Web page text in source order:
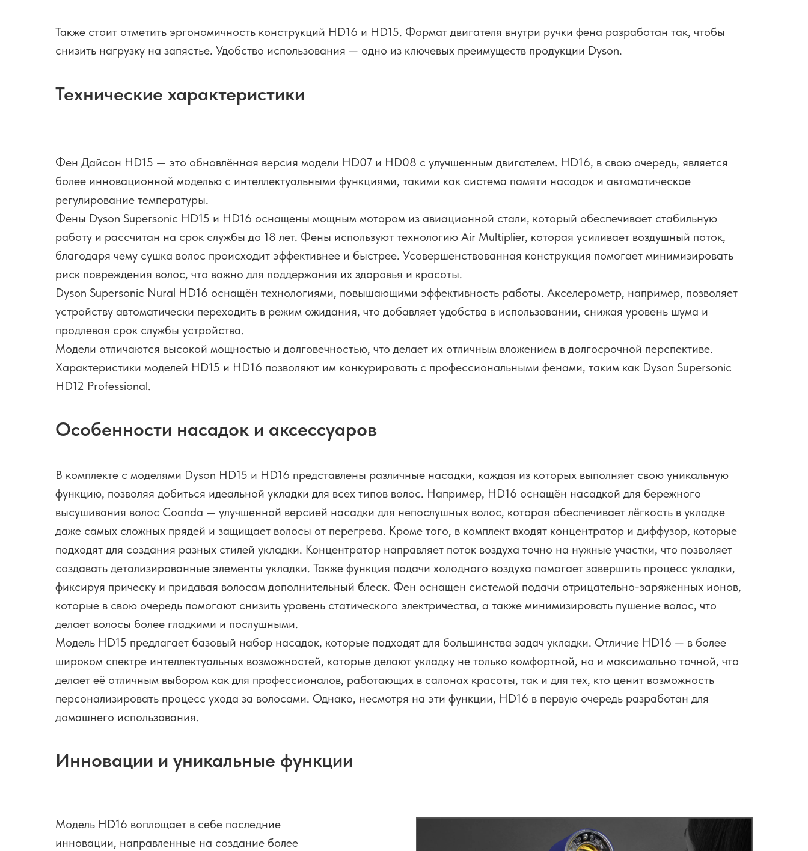
Также стоит отметить эргономичность конструкций HD16 и HD15. Формат двигателя внутри ручки фена разработан так, чтобы
снизить нагрузку на запястье. Удобство использования — одно из ключевых преимуществ продукции Dyson.
Технические характеристики
Фен Дайсон HD15 — это обновлённая версия модели HD07 и HD08 с улучшенным двигателем. HD16, в свою очередь, является
более инновационной моделью с интеллектуальными функциями, такими как система памяти насадок и автоматическое
регулирование температуры.
Фены Dyson Supersonic HD15 и HD16 оснащены мощным мотором из авиационной стали, который обеспечивает стабильную
работу и рассчитан на срок службы до 18 лет. Фены используют технологию Air Multiplier, которая усиливает воздушный поток,
благодаря чему сушка волос происходит эффективнее и быстрее. Усовершенствованная конструкция помогает минимизировать
риск повреждения волос, что важно для поддержания их здоровья и красоты.
Dyson Supersonic Nural HD16 оснащён технологиями, повышающими эффективность работы. Акселерометр, например, позволяет
устройству автоматически переходить в режим ожидания, что добавляет удобства в использовании, снижая уровень шума и
продлевая срок службы устройства.
Модели отличаются высокой мощностью и долговечностью, что делает их отличным вложением в долгосрочной перспективе.
Характеристики моделей HD15 и HD16 позволяют им конкурировать с профессиональными фенами, таким как Dyson Supersonic
HD12 Professional.
Особенности насадок и аксессуаров
В комплекте с моделями Dyson HD15 и HD16 представлены различные насадки, каждая из которых выполняет свою уникальную
функцию, позволяя добиться идеальной укладки для всех типов волос. Например, HD16 оснащён насадкой для бережного
высушивания волос Coanda — улучшенной версией насадки для непослушных волос, которая обеспечивает лёгкость в укладке
даже самых сложных прядей и защищает волосы от перегрева. Кроме того, в комплект входят концентратор и диффузор, которые
подходят для создания разных стилей укладки. Концентратор направляет поток воздуха точно на нужные участки, что позволяет
создавать детализированные элементы укладки. Также функция подачи холодного воздуха помогает завершить процесс укладки,
фиксируя прическу и придавая волосам дополнительный блеск. Фен оснащен системой подачи отрицательно-заряженных ионов,
которые в свою очередь помогают снизить уровень статического электричества, а также минимизировать пушение волос, что
делает волосы более гладкими и послушными.
Модель HD15 предлагает базовый набор насадок, которые подходят для большинства задач укладки. Отличие HD16 — в более
широком спектре интеллектуальных возможностей, которые делают укладку не только комфортной, но и максимально точной, что
делает её отличным выбором как для профессионалов, работающих в салонах красоты, так и для тех, кто ценит возможность
персонализировать процесс ухода за волосами. Однако, несмотря на эти функции, HD16 в первую очередь разработан для
домашнего использования.
Инновации и уникальные функции
Модель HD16 воплощает в себе последние
инновации, направленные на создание более